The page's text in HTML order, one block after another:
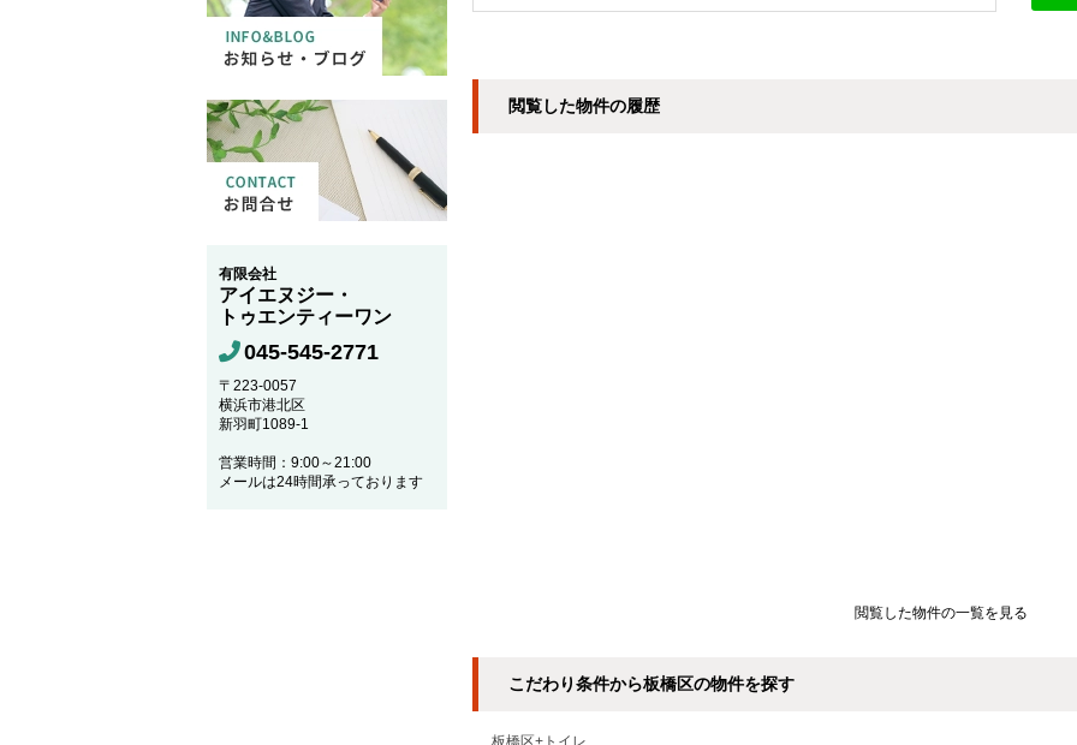
閲覧した物件の履歴
閲覧した物件の一覧を見る
こだわり条件から板橋区の物件を探す
板橋区+トイレ
有限会社
アイエヌジー・
トゥエンティーワン
045-545-2771
〒223-0057
横浜市港北区
新羽町1089-1
営業時間：9:00～21:00
メールは24時間承っております